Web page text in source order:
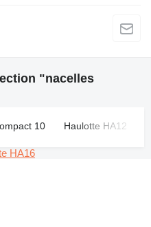
"nacelles
10 Haulotte HA12
HA16